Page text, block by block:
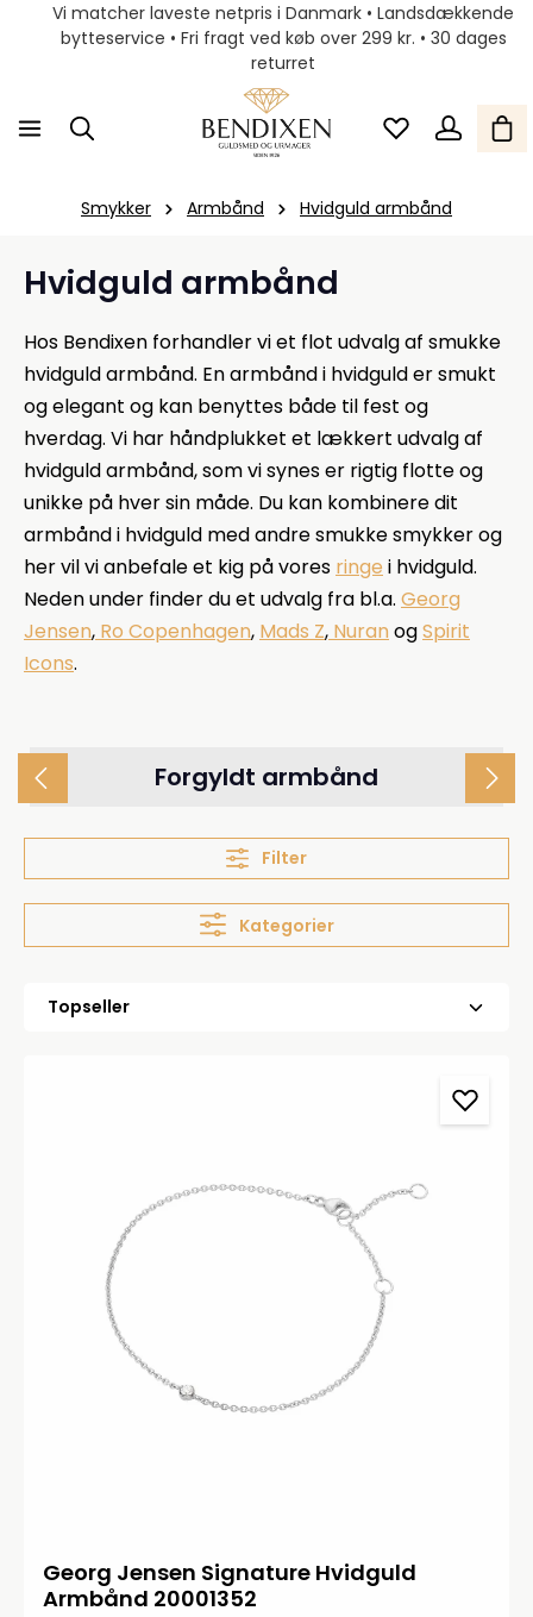
Vi matcher laveste netpris i Danmark • Landsdækkende
bytteservice • Fri fragt ved køb over 299 kr. • 30 dages
returret
Smykker Armbånd Hvidguld armbånd
Hvidguld armbånd
Hos Bendixen forhandler vi et flot udvalg af smukke
hvidguld armbånd. En armbånd i hvidguld er smukt
og elegant og kan benyttes både til fest og
hverdag. Vi har håndplukket et lækkert udvalg af
hvidguld armbånd, som vi synes er rigtig flotte og
unikke på hver sin måde. Du kan kombinere dit
armbånd i hvidguld med andre smukke smykker og
her vil vi anbefale et kig på vores ringe i hvidguld.
Neden under finder du et udvalg fra bl.a. Georg
Jensen, Ro Copenhagen, Mads Z, Nuran ogSpirit
Icons.
Forgyldt armbånd
Filter
Kategorier
Georg Jensen Signature Hvidguld
Armbånd 20001352